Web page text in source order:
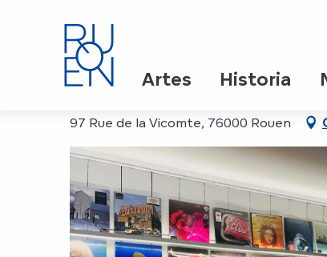
Artes Historia
Select Records -
97 Rue de la Vicomte, 76000 Rouen